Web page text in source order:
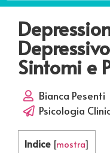
Sintomi e
Bianca Pesenti
Psicologia
Indice [mostra]